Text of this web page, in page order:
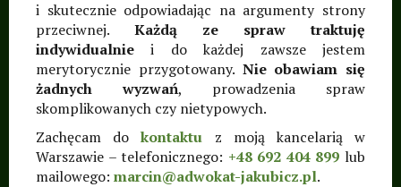
Włochy, Ursus,
Ursynów, Wilanów,
Praga, Praga-Północ,
Praga-Południe,
Targówek, Wawer,
Białołęka, Rembertów,
Wesoła, mazowieckie
i skutecznie odpowiadając na argumenty strony
przeciwnej. Każdą ze spraw traktuję
indywidualniei do każdej zawsze jestem
merytorycznie przygotowany. Nie obawiam się
żadnych wyzwań, prowadzenia spraw
skomplikowanych czy nietypowych.
Zachęcam dokontaktu z moją kancelarią w
Warszawie – telefonicznego: +48 692 404 899 lub
mailowego: marcin@adwokat-jakubicz.pl.